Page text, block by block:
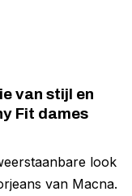
van stijl en
Fit dames
look
van Macna.